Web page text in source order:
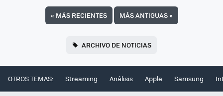
« MÁS RECIENTES MÁS ANTIGUAS»
ARCHIVO DE NOTICIAS
OTROS TEMAS: Streaming Análisis Apple Samsung